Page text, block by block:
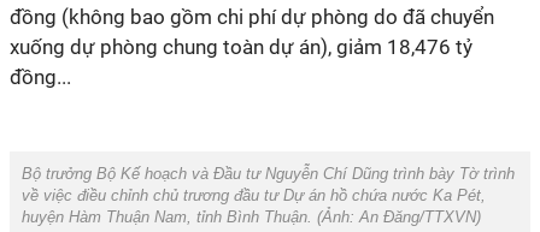
đồng (không bao gồm chi phí dự phòng do đã chuyển
xuống dự phòng chung toàn dự án), giảm 18,476 tỷ
đồng...
Bộ trưởng Bộ Kế hoạch và Đầu tư Nguyễn Chí Dũng trình bày Tờ trình
về việc điều chỉnh chủ trương đầu tư Dự án hồ chứa nước Ka Pét,
huyện Hàm Thuận Nam, tỉnh Bình Thuận. (Ảnh:An Đăng/TTXVN)